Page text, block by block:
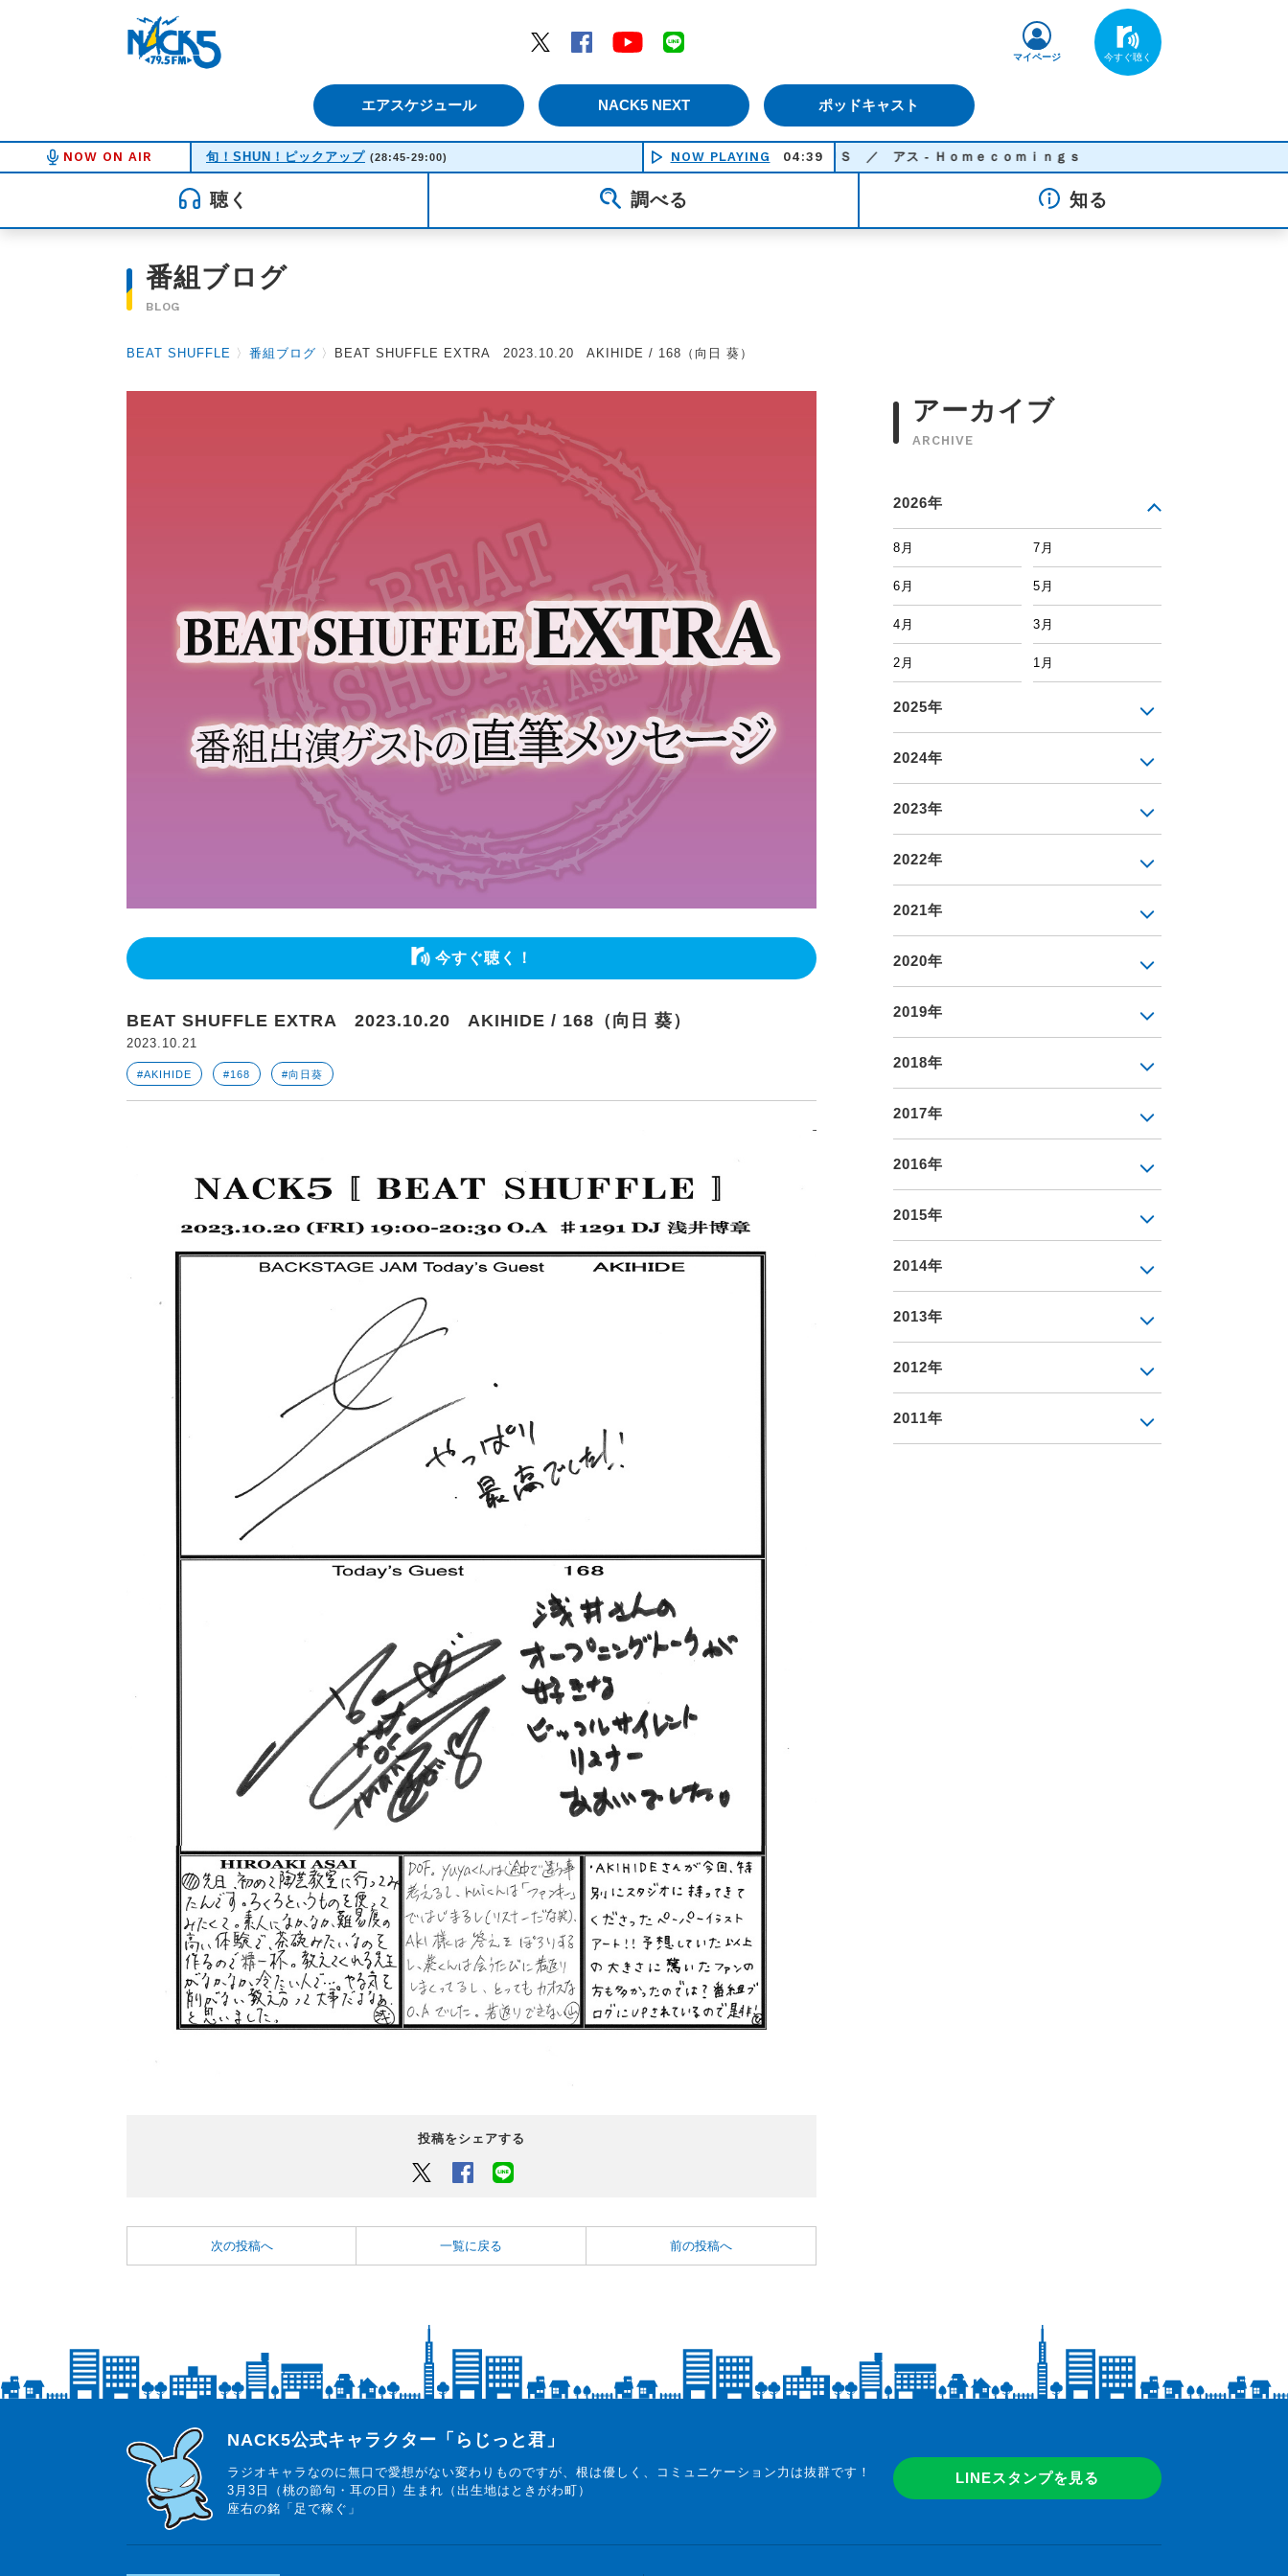
Twitter
Facebook YouTube
エアスケジュール NACK5 NEXT ポッドキャスト
マイページ
NOW ON AIR 旬！SHUN！ピックアップ (28:45-29:00) NOW PLAYING 04:39
ＵＳ ／ アス - Ｈｏｍｅｃｏｍｉｎｇｓ
聴く 調べる 知る
番組ブログ
BLOG
BEAT SHUFFLE 〉 番組ブログ 〉 BEAT SHUFFLE EXTRA 2023.10.20 AKIHIDE / 168（向日 葵）
今すぐ聴く！
BEAT SHUFFLE EXTRA 2023.10.20 AKIHIDE / 168（向日 葵）
2023.10.21
#AKIHIDE #168 #向日葵
投稿をシェアする
Twitter Facebook
次の投稿へ 一覧に戻る 前の投稿へ
アーカイブ
ARCHIVE
2026年
8月 7月
6月 5月
4月 3月
2月 1月
2025年
2024年
2023年
2022年
2021年
2020年
2019年
2018年
2017年
2016年
2015年
2014年
2013年
2012年
2011年
らじっと君
NACK5公式キャラクター「らじっと君」
ラジオキャラなのに無口で愛想がない変わりものですが、根は優しく、コミュニケーション力は抜群です！
3月3日（桃の節句・耳の日）生まれ（出生地はときがわ町）
座右の銘「足で稼ぐ」
LINEスタンプを見る